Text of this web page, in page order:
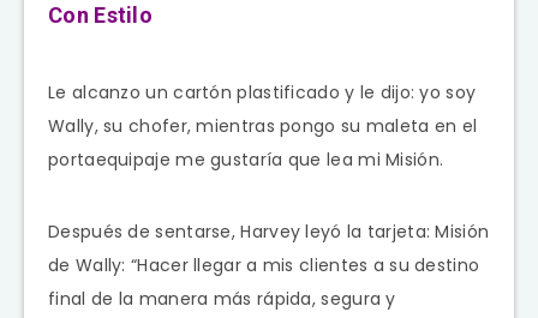
Con Estilo
Le alcanzo un cartón plastificado y le dijo: yo soy
Wally, su chofer, mientras pongo su maleta en el
portaequipaje me gustaría que lea mi Misión.
Después de sentarse, Harvey leyó la tarjeta: Misión
de Wally: “Hacer llegar a mis clientes a su destino
final de la manera más rápida, segura y